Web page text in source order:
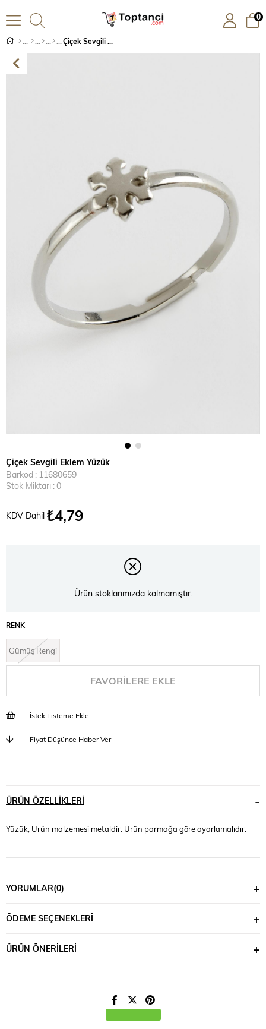
0
Çiçek Sevgili Eklem Yüzük
Çiçek Sevgili Eklem Yüzük
Barkod : 11680659
Stok Miktarı :0
KDV Dahil ₺4,79
Ürün stoklarımızda kalmamıştır.
RENK
Gümüş Rengi
FAVORILERE EKLE
İstek Listeme Ekle
Fiyat Düşünce Haber Ver
ÜRÜN ÖZELLIKLERI
Yüzük; Ürün malzemesi metaldir. Ürün parmağa göre ayarlamalıdır.
YORUMLAR(0)
ÖDEME SEÇENEKLERI
ÜRÜN ÖNERILERI